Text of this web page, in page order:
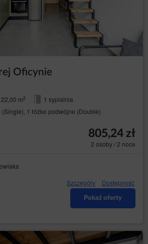
Oficynie
m2
1 sypialnia
(Single), 1 łóżko podwójne (Double)
805,24 zł
2 osoby / 2 noce
Szczegóły Dostępność
Pokaż oferty